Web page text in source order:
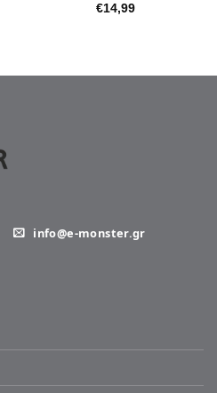
€14,99
info@e-monster.gr